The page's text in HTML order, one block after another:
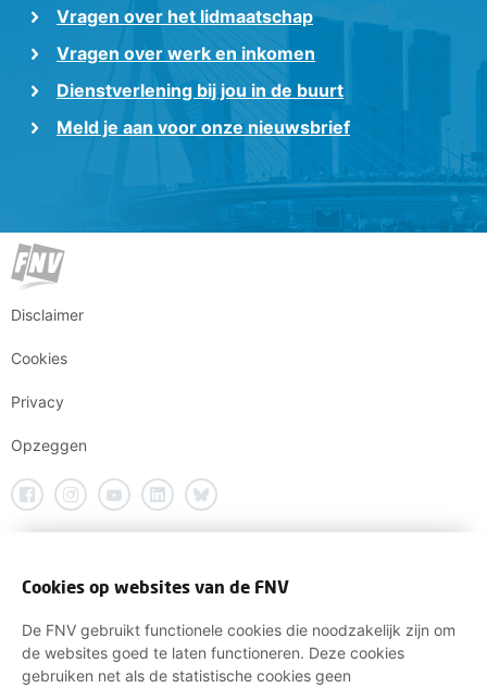
Vragen over het lidmaatschap
Vragen over werk en inkomen
Dienstverlening bij jou in de buurt
Meld je aan voor onze nieuwsbrief
Disclaimer
Cookies
Privacy
Opzeggen
Cookies op websites van de FNV
De FNV gebruikt functionele cookies die noodzakelijk zijn om
de websites goed te laten functioneren. Deze cookies
gebruiken net als de statistische cookies geen